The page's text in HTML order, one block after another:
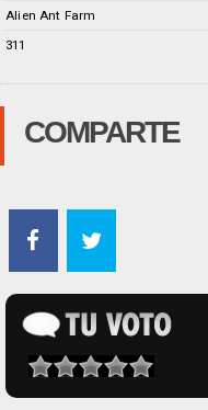
Alien Ant Farm
311
COMPARTE